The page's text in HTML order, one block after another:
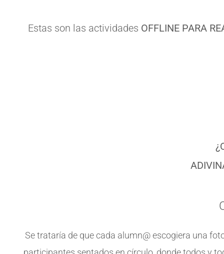
Estas son las actividades OFFLINE PARA
Se trataría de que cada alumn@ escogiera una